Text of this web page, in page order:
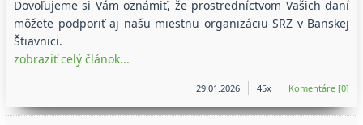
Dovoľujeme si Vám oznámiť, že prostredníctvom Vašich daní
môžete podporiť aj našu miestnu organizáciu SRZ v Banskej
Štiavnici.
zobraziť celý článok...
29.01.2026 45x Komentáre [0]